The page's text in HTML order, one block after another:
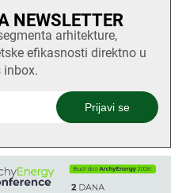
NEWSLETTER
arhitekture,
efikasnosti direktno u
inbox.